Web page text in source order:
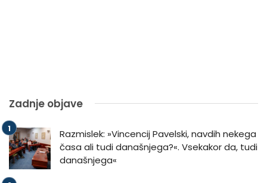
Zadnje objave
Razmislek: »Vincencij Pavelski, navdih nekega
časa ali tudi današnjega?«. Vsekakor da, tudi
današnjega«